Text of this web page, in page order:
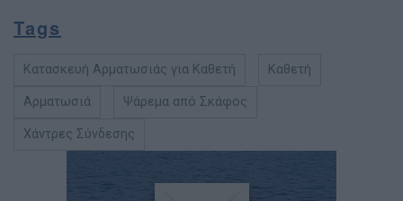
Tags
Κατασκευή Αρματωσιάς για Καθετή Καθετή
Αρματωσιά Ψάρεμα από Σκάφος
Χάντρες Σύνδεσης